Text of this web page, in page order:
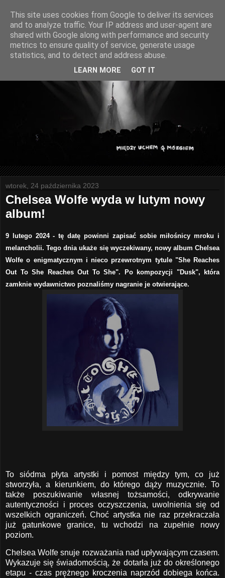
wtorek, 24 października 2023
Chelsea Wolfe wyda w lutym nowy
album!
9 lutego 2024 - tę datę powinni zapisać sobie miłośnicy mroku i
melancholii. Tego dnia ukaże się wyczekiwany, nowy album Chelsea
Wolfe o enigmatycznym i nieco przewrotnym tytule "She Reaches
Out To She Reaches Out To She". Po kompozycji "Dusk", która
zamknie wydawnictwo poznaliśmy nagranie je otwierające.
To siódma płyta artystki i pomost między tym, co już
stworzyła, a kierunkiem, do którego dąży muzycznie. To
także poszukiwanie własnej tożsamości, odkrywanie
autentyczności i proces oczyszczenia, uwolnienia się od
wszelkich ograniczeń. Choć artystka nie raz przekraczała
już gatunkowe granice, tu wchodzi na zupełnie nowy
poziom.
Chelsea Wolfe snuje rozważania nad upływającym czasem.
Wykazuje się świadomością, że dotarła już do określonego
etapu - czas prężnego kroczenia naprzód dobiega końca.
This site uses cookies from Google to deliver its services
and to analyze traffic. Your IP address and user-agent are
shared with Google along with performance and security
metrics to ensure quality of service, generate usage
statistics, and to detect and address abuse.
LEARN MORE GOT IT